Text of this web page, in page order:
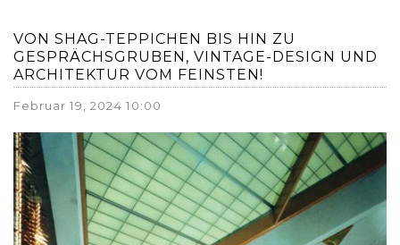
VON SHAG-TEPPICHEN BIS HIN ZU
GESPRÄCHSGRUBEN, VINTAGE-DESIGN UND
ARCHITEKTUR VOM FEINSTEN!
Februar 19, 2024 10:00